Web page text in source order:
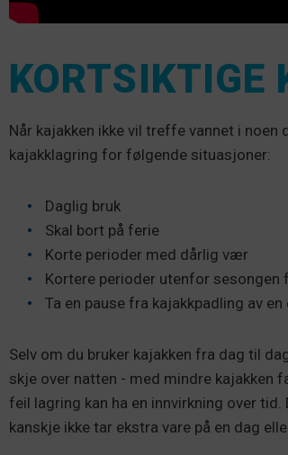
KORTSIKTIGE
Når kajakken ikke vil treffe vannet i
kajakklagring for følgende situasjoner:
Daglig bruk
Skal bort på ferie
Korte perioder med dårlig vær
Kortere perioder utenfor sesongen
Ta en pause fra kajakkpadling av en
Selv om du bruker kajakken fra dag til
skje over natten - med mindre kajakken
feil lagring kan ha en innvirkning over
kanskje ikke tar ekstra vare på en dag